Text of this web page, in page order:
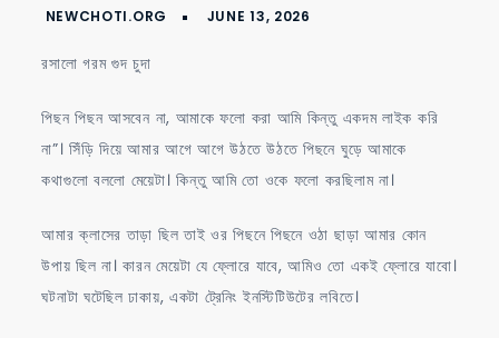
ঠাণ্ডা
না
তুমি
চুদি
শান্তি
রসালো গরম গুদ চুদা
পিছন পিছন আসবেন না, আমাকে ফলো করা আমি কিন্তু একদম লাইক করি
না”। সিঁড়ি দিয়ে আমার আগে আগে উঠতে উঠতে পিছনে ঘুড়ে আমাকে
কথাগুলো বললো মেয়েটা। কিন্তু আমি তো ওকে ফলো করছিলাম না।
আমার ক্লাসের তাড়া ছিল তাই ওর পিছনে পিছনে ওঠা ছাড়া আমার কোন
উপায় ছিল না। কারন মেয়েটা যে ফ্লোরে যাবে, আমিও তো একই ফ্লোরে যাবো।
ঘটনাটা ঘটেছিল ঢাকায়, একটা ট্রেনিং ইনস্টিটিউটের লবিতে।